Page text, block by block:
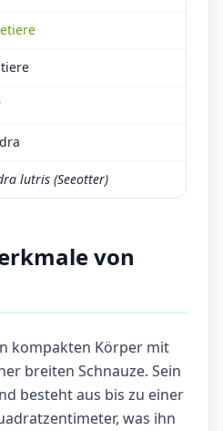
lutris (Seeotter)
von
kompakten Körper mit
breiten Schnauze. Sein
besteht aus bis zu einer
was ihn